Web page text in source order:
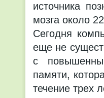
источника
мозга около
Сегодня
еще не
с
памяти,
течение трех